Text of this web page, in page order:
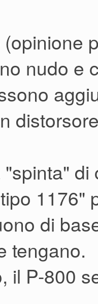
suonante
medie.
nelle
leads".
buoni
nell'onda
dei
che
non mi
nudo e
1176"
di
tengano.
il P-800